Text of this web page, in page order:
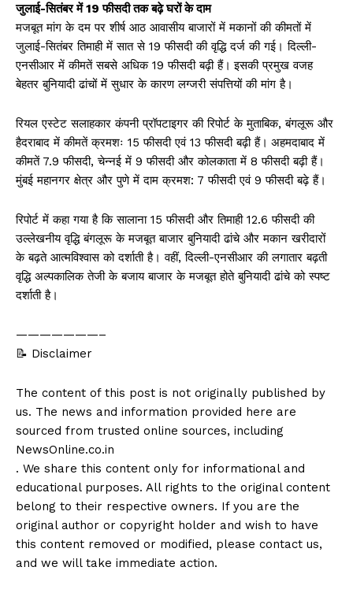
जुलाई-सितंबर में 19 फीसदी तक बढ़े घरों के दाम
मजबूत मांग के दम पर शीर्ष आठ आवासीय बाजारों में मकानों की कीमतों में
जुलाई-सितंबर तिमाही में सात से 19 फीसदी की वृद्धि दर्ज की गई। दिल्ली-
एनसीआर में कीमतें सबसे अधिक 19 फीसदी बढ़ी हैं। इसकी प्रमुख वजह
बेहतर बुनियादी ढांचों में सुधार के कारण लग्जरी संपत्तियों की मांग है।
रियल एस्टेट सलाहकार कंपनी प्रॉपटाइगर की रिपोर्ट के मुताबिक, बंगलूरू और
हैदराबाद में कीमतें क्रमशः 15 फीसदी एवं 13 फीसदी बढ़ी हैं। अहमदाबाद में
कीमतें 7.9 फीसदी, चेन्नई में 9 फीसदी और कोलकाता में 8 फीसदी बढ़ी हैं।
मुंबई महानगर क्षेत्र और पुणे में दाम क्रमश: 7 फीसदी एवं 9 फीसदी बढ़े हैं।
रिपोर्ट में कहा गया है कि सालाना 15 फीसदी और तिमाही 12.6 फीसदी की
उल्लेखनीय वृद्धि बंगलूरू के मजबूत बाजार बुनियादी ढांचे और मकान खरीदारों
के बढ़ते आत्मविश्वास को दर्शाती है। वहीं, दिल्ली-एनसीआर की लगातार बढ़ती
वृद्धि अल्पकालिक तेजी के बजाय बाजार के मजबूत होते बुनियादी ढांचे को स्पष्ट
दर्शाती है।
———————–
📝 Disclaimer
The content of this post is not originally published by
us. The news and information provided here are
sourced from trusted online sources, including
NewsOnline.co.in
. We share this content only for informational and
educational purposes. All rights to the original content
belong to their respective owners. If you are the
original author or copyright holder and wish to have
this content removed or modified, please contact us,
and we will take immediate action.